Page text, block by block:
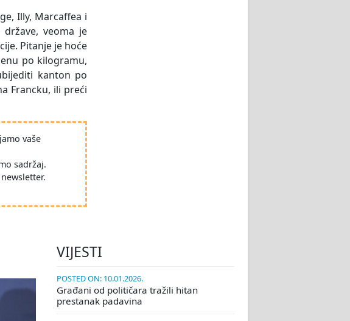
Illy, Marcaffea i
veoma je
Pitanje je hoće
po kilogramu,
kanton po
Francku, ili preći
vaše
sadržaj.
VIJESTI
POSTED ON: 10.01.2026.
Građani od političara tražili hitan
prestanak padavina